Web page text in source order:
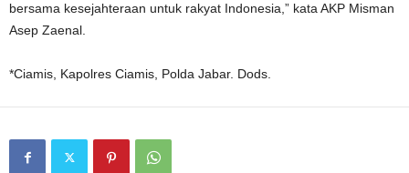
bersama kesejahteraan untuk rakyat Indonesia,” kata AKP Misman
Asep Zaenal.
*Ciamis, Kapolres Ciamis, Polda Jabar. Dods.